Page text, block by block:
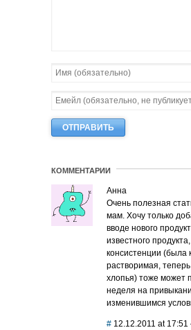
КОММЕНТАРИИ
Анна
Очень полезная
мам. Хочу только
вводе нового
известного
консистенции (была
растворимая,
хлопья) тоже может
неделя на
изменившимся
# 12.12.2011 at 17:51